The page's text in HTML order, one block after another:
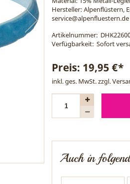
Hersteller: Alpenflüstern,
service@alpenfluestern.de
Artikelnummer:
Verfügbarkeit: Sofort
Preis: 19,95 €*
inkl. ges. MwSt. zzgl.
Auch in